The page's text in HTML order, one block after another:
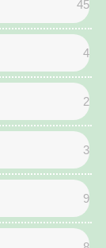
45
4
2
3
9